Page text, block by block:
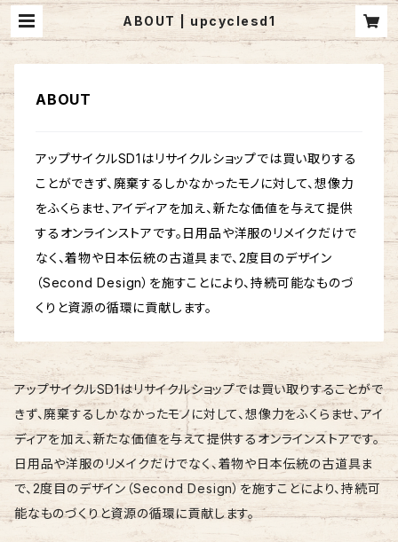
ABOUT | upcyclesd1
ABOUT
アップサイクルSD1はリサイクルショップでは買い取りする
ことができず、廃棄するしかなかったモノに対して、想像力
をふくらませ、アイディアを加え、新たな価値を与えて提供
するオンラインストアです。日用品や洋服のリメイクだけで
なく、着物や日本伝統の古道具まで、2度目のデザイン
（Second Design）を施すことにより、持続可能なものづ
くりと資源の循環に貢献します。
アップサイクルSD1はリサイクルショップでは買い取りすることがで
きず、廃棄するしかなかったモノに対して、想像力をふくらませ、アイ
ディアを加え、新たな価値を与えて提供するオンラインストアです。
日用品や洋服のリメイクだけでなく、着物や日本伝統の古道具ま
で、2度目のデザイン（Second Design）を施すことにより、持続可
能なものづくりと資源の循環に貢献します。